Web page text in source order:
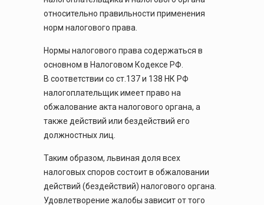
относительно правильности применения
норм налогового права.
Нормы налогового права содержаться в
основном в Налоговом Кодексе РФ.
В соответствии со ст.137 и 138 НК РФ
налогоплательщик имеет право на
обжалование акта налогового органа, а
также действий или бездействий его
должностных лиц.
Таким образом, львиная доля всех
налоговых споров состоит в обжаловании
действий (бездействий) налогового органа.
Удовлетворение жалобы зависит от того